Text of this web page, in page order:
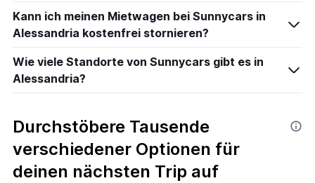
Kann ich meinen Mietwagen bei Sunnycars in
Alessandria kostenfrei stornieren?
Wie viele Standorte von Sunnycars gibt es in
Alessandria?
Durchstöbere Tausende
verschiedener Optionen für
deinen nächsten Trip auf